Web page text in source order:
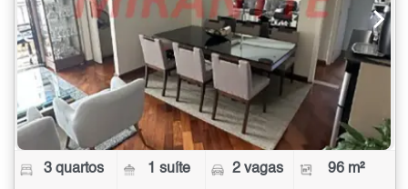
3 quartos 1 suíte 2 vagas 96 m²